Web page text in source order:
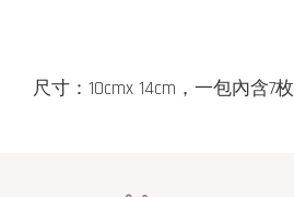
尺寸：10cmx 14cm，一包內含7枚